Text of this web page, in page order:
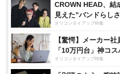
CROWN HEAD、結
見えた”バンドらし
オリコンタイアップ特集
【驚愕】メーカー社
「10万円台」神コ
オリコンタイアップ特集